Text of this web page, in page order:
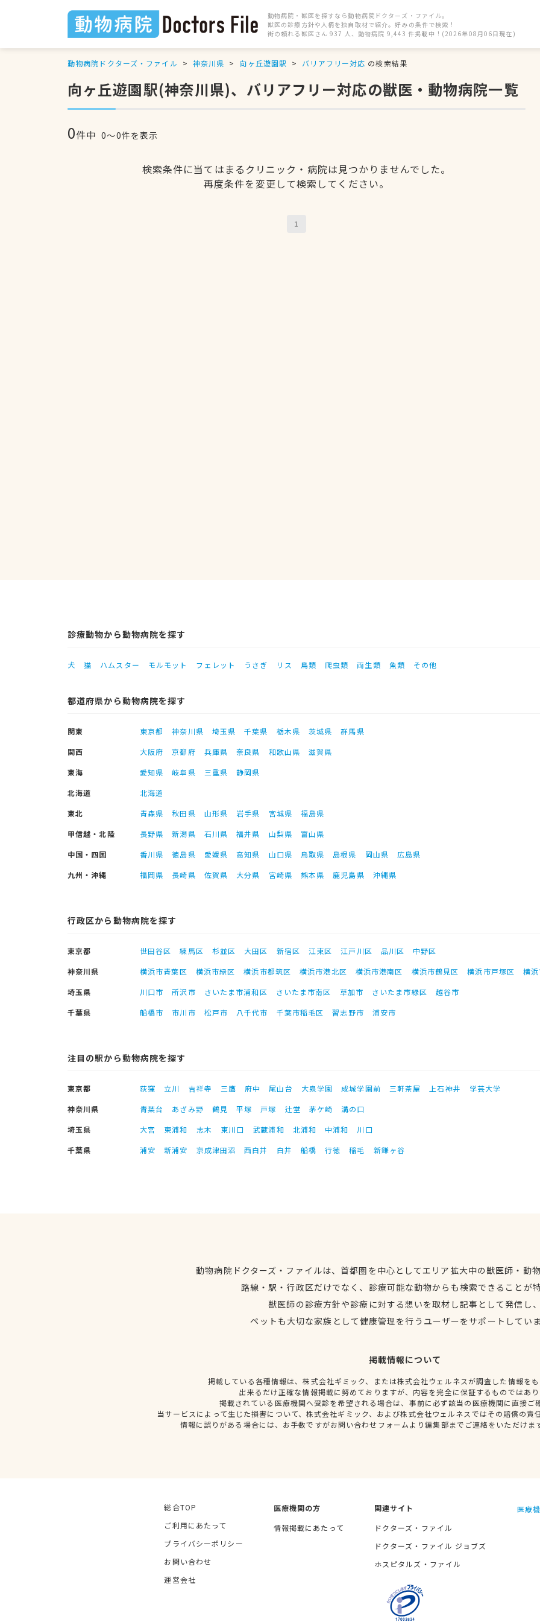
動物病院・獣医を探すなら動物病院ドクターズ・ファイル。
獣医の診療方針や人柄を独自取材で紹介。好みの条件で検索！
街の頼れる獣医さん 937 人、動物病院 9,443 件掲載中！(2026年08月06日現在)
動物病院ドクターズ・ファイル 神奈川県 向ヶ丘遊園駅 バリアフリー対応 の検索結果
向ヶ丘遊園駅(神奈川県)、バリアフリー対応の獣医・動物病院一覧
0件中 0〜0件を表示
検索条件に当てはまるクリニック・病院は見つかりませんでした。
再度条件を変更して検索してください。
1
診療動物から動物病院を探す
犬 猫 ハムスター モルモット フェレット うさぎ リス 鳥類 爬虫類 両生類 魚類 その他
都道府県から動物病院を探す
関東 東京都 神奈川県 埼玉県 千葉県 栃木県 茨城県
群馬県
関西
大阪府 京都府 兵庫県 奈良県 和歌山県
滋賀県
東海
愛知県 岐阜県 三重県
静岡県
北海道
北海道
東北
青森県 秋田県 山形県 岩手県 宮城県
福島県
甲信越・北陸
長野県 新潟県 石川県 福井県 山梨県
富山県
中国・四国
香川県 徳島県 愛媛県 高知県 山口県 鳥取県 島根県 岡山県
広島県
九州・沖縄
福岡県 長崎県 佐賀県 大分県 宮崎県 熊本県 鹿児島県 沖縄県
行政区から動物病院を探す
東京都 世田谷区 練馬区 杉並区 大田区 新宿区 江東区 江戸川区 品川区
中野区
神奈川県
横浜市青葉区 横浜市緑区 横浜市都筑区 横浜市港北区 横浜市港南区 横浜市鶴見区 横浜市戸塚区
横
埼玉県
川口市 所沢市 さいたま市浦和区 さいたま市南区 草加市 さいたま市緑区
越谷市
千葉県
船橋市 市川市 松戸市 八千代市 千葉市稲毛区 習志野市 浦安市
注目の駅から動物病院を探す
東京都 荻窪 立川 吉祥寺 三鷹 府中 尾山台 大泉学園 成城学園前 三軒茶屋 上石神井
学芸大学
神奈川県
青葉台 あざみ野 鶴見 平塚 戸塚 辻堂 茅ケ崎
溝の口
埼玉県
大宮 東浦和 志木 東川口 武蔵浦和 北浦和 中浦和
川口
千葉県
浦安 新浦安 京成津田沼 西白井 白井 船橋 行徳 稲毛 新鎌ヶ谷
動物病院ドクターズ・ファイルは、首都圏を中心としてエリア拡大中の獣医師・動
路線・駅・行政区だけでなく、診療可能な動物からも検索できることが
獣医師の診療方針や診療に対する想いを取材し記事として発信し
ペットも大切な家族として健康管理を行うユーザーをサポートしてい
掲載情報について
掲載している各種情報は、株式会社ギミック、または株式会社ウェルネスが調査した情報を
出来るだけ正確な情報掲載に努めておりますが、内容を完全に保証するものではあ
掲載されている医療機関へ受診を希望される場合は、事前に必ず該当の医療機関に直接ご
当サービスによって生じた損害について、株式会社ギミック、および株式会社ウェルネスではその賠償の責
情報に誤りがある場合には、お手数ですがお問い合わせフォームより編集部までご連絡をいただけま
総合TOP
ご利用にあたって
プライバシーポリシー
お問い合わせ
運営会社
医療機関の方
情報掲載にあたって
関連サイト
ドクターズ・ファイル
ドクターズ・ファイル ジョブズ
ホスピタルズ・ファイル
医療